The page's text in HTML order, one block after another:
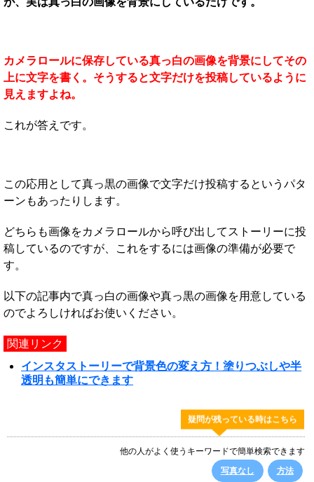
カメラロールに保存している真っ白の画像を背景にしてその
上に文字を書く。そうすると文字だけを投稿しているように
見えますよね。
これが答えです。
この応用として真っ黒の画像で文字だけ投稿するというパタ
ーンもあったりします。
どちらも画像をカメラロールから呼び出してストーリーに投
稿しているのですが、これをするには画像の準備が必要で
す。
以下の記事内で真っ白の画像や真っ黒の画像を用意している
のでよろしければお使いください。
関連リンク
インスタストーリーで背景色の変え方！塗りつぶしや半
透明も簡単にできます
疑問が残っている時はこちら
他の人がよく使うキーワードで簡単検索できます
写真なし
方法